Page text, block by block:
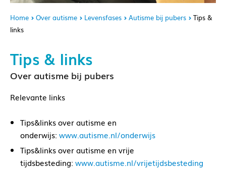
Home Over autisme Levensfases Autisme bij pubers
Tips &
links
Tips & links
Over autisme bij pubers
Relevante links
Tips&links over autisme en
onderwijs: www.autisme.nl/onderwijs
Tips&links over autisme en vrije
tijdsbesteding: www.autisme.nl/vrijetijdsbesteding